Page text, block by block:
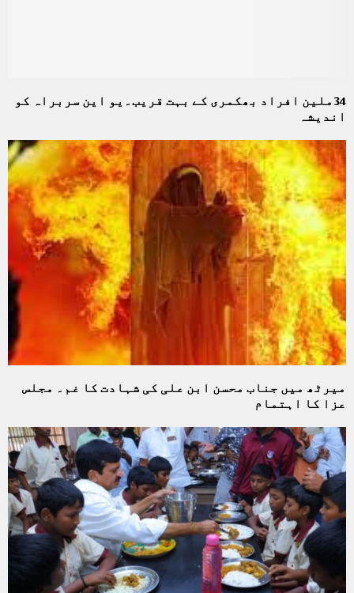
34ملین افراد بھکمری کے بہت قریب۔یو این سربراہ کو
اندیشہ
میرٹھ میں جناب محسن ابن علی کی شہادت کا غم۔ مجلس
عزا کا اہتمام